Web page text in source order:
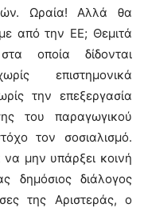
Ωραία! Αλλά θα
από την ΕΕ; Θεμιτά
οποία δίδονται
επιστημονικά
την επεξεργασία
του παραγωγικού
τον σοσιαλισμό.
να μην υπάρξει κοινή
δημόσιος διάλογος
της Αριστεράς, ο